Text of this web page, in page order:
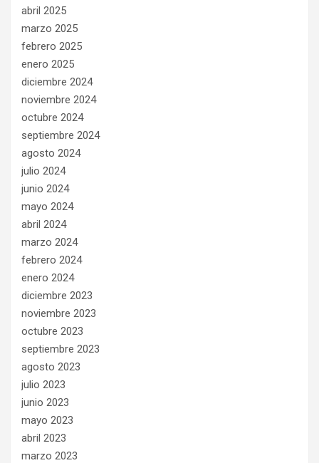
abril 2025
marzo 2025
febrero 2025
enero 2025
diciembre 2024
noviembre 2024
octubre 2024
septiembre 2024
agosto 2024
julio 2024
junio 2024
mayo 2024
abril 2024
marzo 2024
febrero 2024
enero 2024
diciembre 2023
noviembre 2023
octubre 2023
septiembre 2023
agosto 2023
julio 2023
junio 2023
mayo 2023
abril 2023
marzo 2023